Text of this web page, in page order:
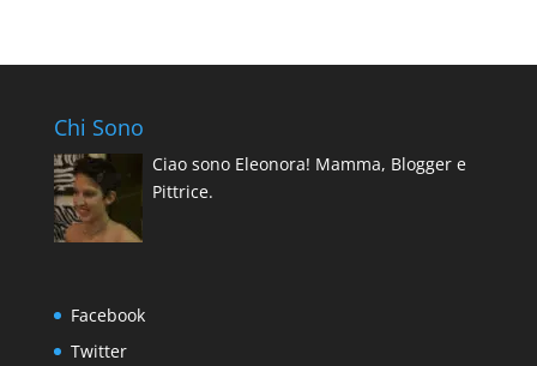
69.00€
Chi Sono
Ciao sono Eleonora! Mamma, Blogger e
Pittrice.
Facebook
Twitter